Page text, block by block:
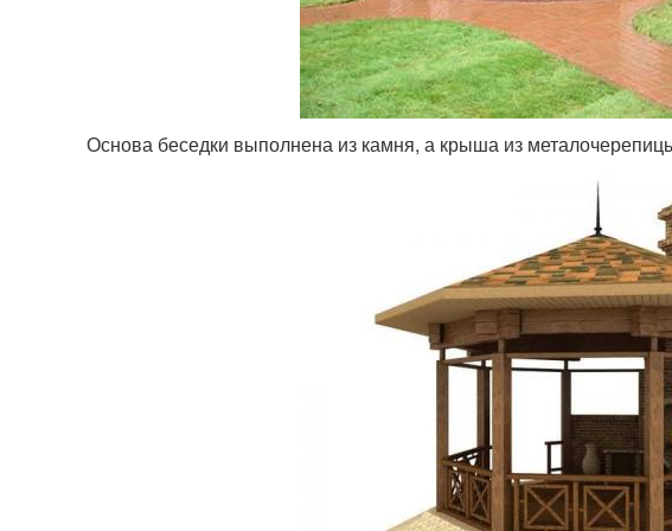
Основа беседки выполнена из камня, а крыша из